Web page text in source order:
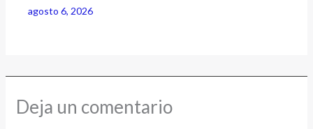
agosto 6, 2026
Deja un comentario